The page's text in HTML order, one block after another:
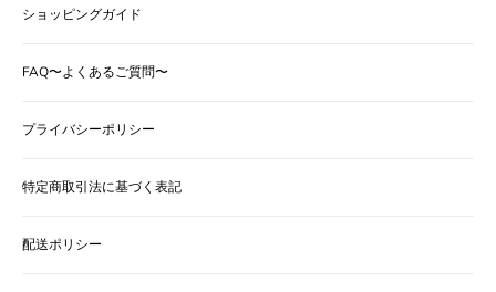
ショッピングガイド
FAQ〜よくあるご質問〜
プライバシーポリシー
特定商取引法に基づく表記
配送ポリシー